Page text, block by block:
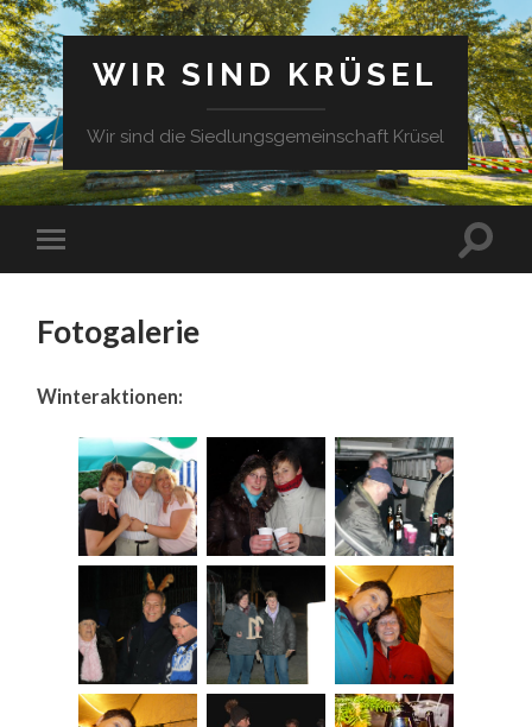
WIR SIND KRÜSEL
Wir sind die Siedlungsgemeinschaft Krüsel
Fotogalerie
Winteraktionen: